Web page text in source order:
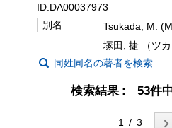
ID:DA00037973
別名
Tsukada, M.
塚田, 捷 （ツカ
同姓同名の著者を検索
検索結果 53件
1 / 3